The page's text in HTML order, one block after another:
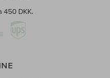
450 DKK.